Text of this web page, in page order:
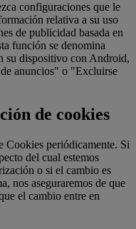
configuraciones que le
relativa a su uso
de publicidad basada en
función se denomina
su dispositivo con Android,
anuncios" o "Excluirse
de cookies
Cookies periódicamente. Si
del cual estemos
o si el cambio es
nos aseguraremos de que
el cambio entre en